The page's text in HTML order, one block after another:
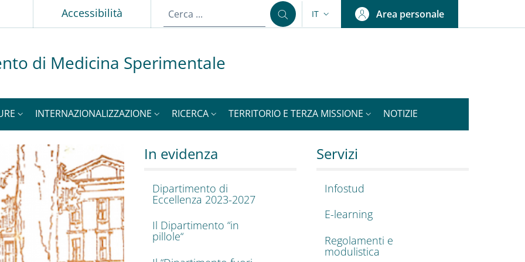
Accessibilità SELETTORE LINGUA: CURRENT LANGUAGE
IT Area personale
di Medicina Sperimentale
INTERNAZIONALIZZAZIONE RICERCA TERRITORIO E TERZA MISSIONE NOTIZIE
Sperimentale
Dipartimento di Medicina Sperimentale
In evidenza
Dipartimento di
Eccellenza 2023-2027
Il Dipartimento “in
pillole“
Servizi
Infostud
E-learning
Regolamenti e
modulistica